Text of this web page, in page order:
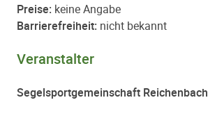
Preise: keine Angabe
Barrierefreiheit: nicht bekannt
Veranstalter
Segelsportgemeinschaft Reichenbach